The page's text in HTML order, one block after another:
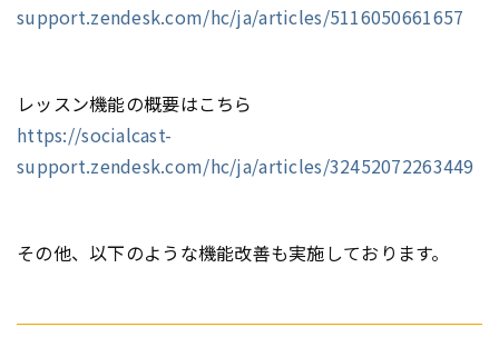
support.zendesk.com/hc/ja/articles/5116050661657
レッスン機能の概要はこちら
https://socialcast-
support.zendesk.com/hc/ja/articles/32452072263449
その他、以下のような機能改善も実施しております。